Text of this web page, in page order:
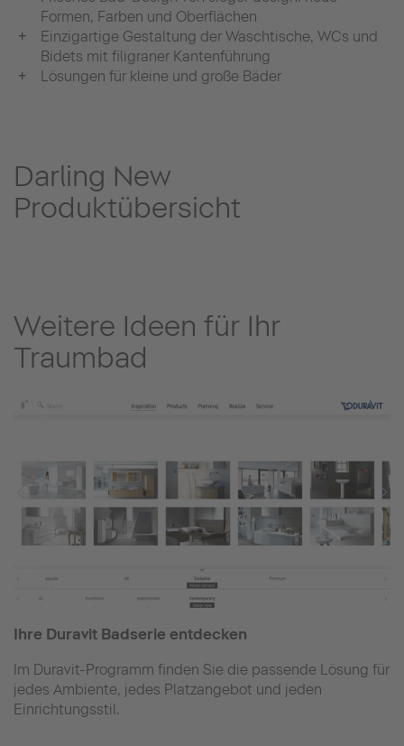
Formen, Farben und Oberflächen
Einzigartige Gestaltung der Waschtische, WCs und
Bidets mit filigraner Kantenführung
Lösungen für kleine und große Bäder
Darling New
Produktübersicht
Weitere Ideen für Ihr
Traumbad
Ihre Duravit Badserie entdecken
Im Duravit-Programm finden Sie die passende Lösung für
jedes Ambiente, jedes Platzangebot und jeden
Einrichtungsstil.